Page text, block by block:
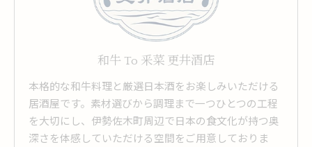
和牛 To 釆菜 更井酒店
本格的な和牛料理と厳選日本酒をお楽しみいただける
居酒屋です。素材選びから調理まで一つひとつの工程
を大切にし、伊勢佐木町周辺で日本の食文化が持つ奥
深さを体感していただける空間をご用意しておりま